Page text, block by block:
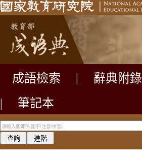
成語檢索 辭典附錄
|
筆記本